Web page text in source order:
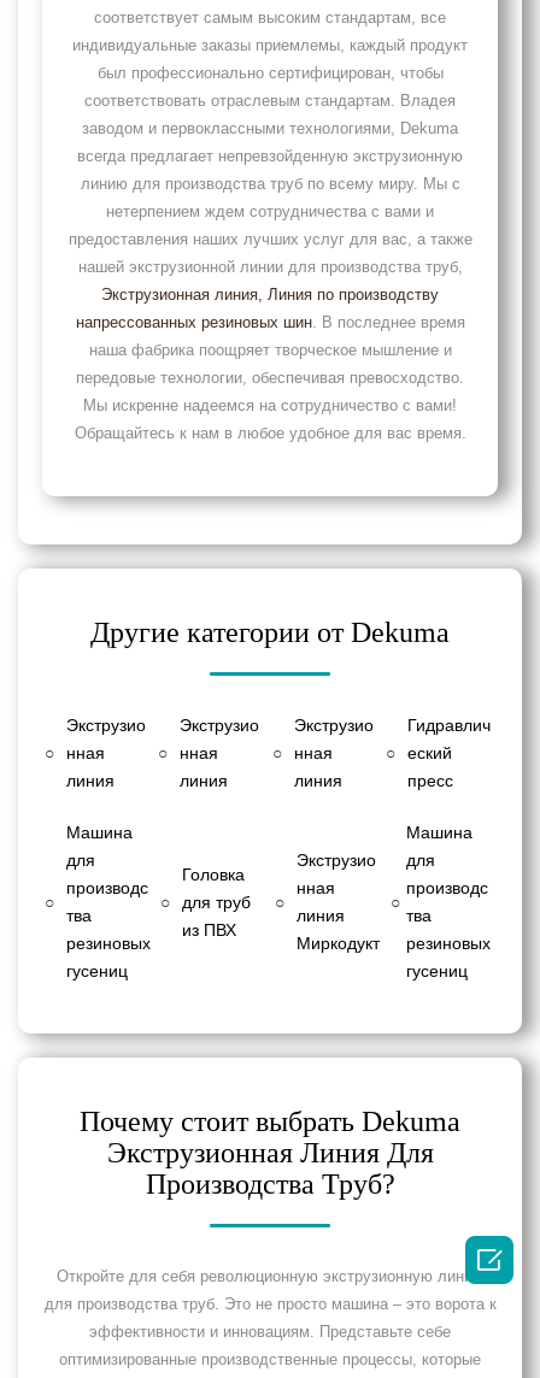
соответствует самым высоким стандартам, все
индивидуальные заказы приемлемы, каждый продукт
был профессионально сертифицирован, чтобы
соответствовать отраслевым стандартам. Владея
заводом и первоклассными технологиями, Dekuma
всегда предлагает непревзойденную экструзионную
линию для производства труб по всему миру. Мы с
нетерпением ждем сотрудничества с вами и
предоставления наших лучших услуг для вас, а также
нашей экструзионной линии для производства труб,
Экструзионная линия, Линия по производству
напрессованных резиновых шин. В последнее время
наша фабрика поощряет творческое мышление и
передовые технологии, обеспечивая превосходство.
Мы искренне надеемся на сотрудничество с вами!
Обращайтесь к нам в любое удобное для вас время.
Другие категории от Dekuma
○
Экструзио
нная
линия
○
Экструзио
нная
линия
○
Экструзио
нная
линия
○
Гидравлич
еский
пресс
○
Машина
для
производс
тва
резиновых
гусениц
○
Головка
для труб
из ПВХ
○
Экструзио
нная
линия
Миркодукт
○
Машина
для
производс
тва
резиновых
гусениц
Почему стоит выбрать Dekuma
Экструзионная Линия Для
Производства Труб?
Откройте для себя революционную экструзионную линию
для производства труб. Это не просто машина – это ворота к
эффективности и инновациям. Представьте себе
оптимизированные производственные процессы, которые
